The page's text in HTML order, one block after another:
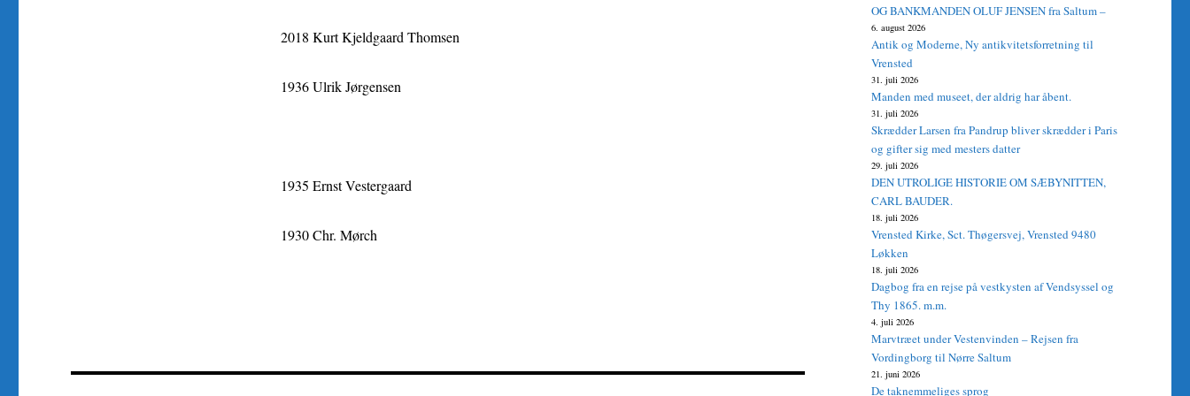
2018 Kurt Kjeldgaard Thomsen
1936 Ulrik Jørgensen
1935 Ernst Vestergaard
1930 Chr. Mørch
OG BANKMANDEN OLUF JENSEN fra Saltum –
6. august 2026
Antik og Moderne, Ny antikvitetsforretning til
Vrensted
31. juli 2026
Manden med museet, der aldrig har åbent.
31. juli 2026
Skrædder Larsen fra Pandrup bliver skrædder i Paris
og gifter sig med mesters datter
29. juli 2026
DEN UTROLIGE HISTORIE OM SÆBYNITTEN,
CARL BAUDER.
18. juli 2026
Vrensted Kirke, Sct. Thøgersvej, Vrensted 9480
Løkken
18. juli 2026
Dagbog fra en rejse på vestkysten af Vendsyssel og
Thy 1865. m.m.
4. juli 2026
Marvtræet under Vestenvinden – Rejsen fra
Vordingborg til Nørre Saltum
21. juni 2026
De taknemmeliges sprog